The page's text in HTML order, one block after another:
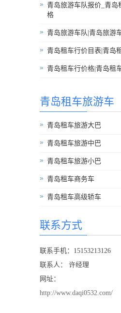
青岛旅游车队报价_青岛
格
青岛旅游车队|青岛旅游
青岛租车行价目表|青岛
青岛租车行价格|青岛租
青岛租车旅游车
青岛租车旅游大巴
青岛租车旅游中巴
青岛租车旅游小巴
青岛租车商务车
青岛租车高级轿车
联系方式
联系手机：15153213126
联系人： 许经理
网址：
http://www.daqi0532.com/